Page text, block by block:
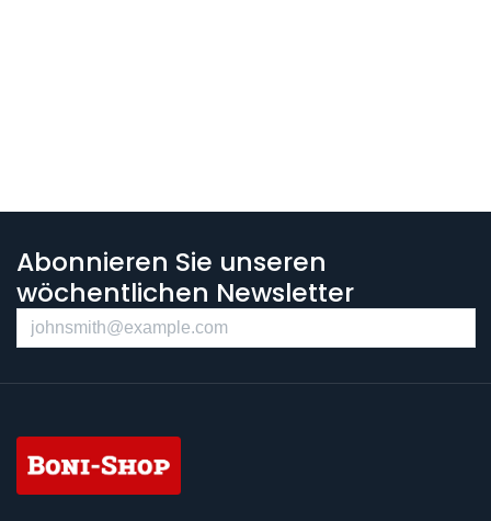
Abonnieren Sie unseren
wöchentlichen Newsletter